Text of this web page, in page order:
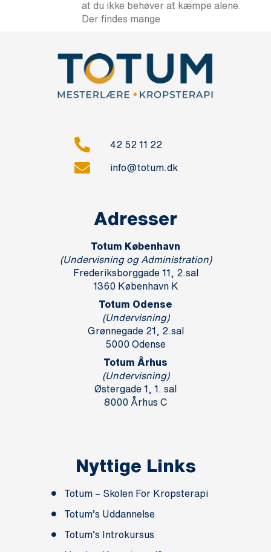
at du ikke behøver at kæmpe alene.
Der findes mange
42 52 11 22
info@totum.dk
Adresser
Totum København
(Undervisning og Administration)
Frederiksborggade 11, 2.sal
1360 København K
Totum Odense
(Undervisning)
Grønnegade 21, 2.sal
5000 Odense
Totum Århus
(Undervisning)
Østergade 1, 1. sal
8000 Århus C
Nyttige Links
Totum – Skolen For Kropsterapi
Totum’s Uddannelse
Totum’s Introkursus